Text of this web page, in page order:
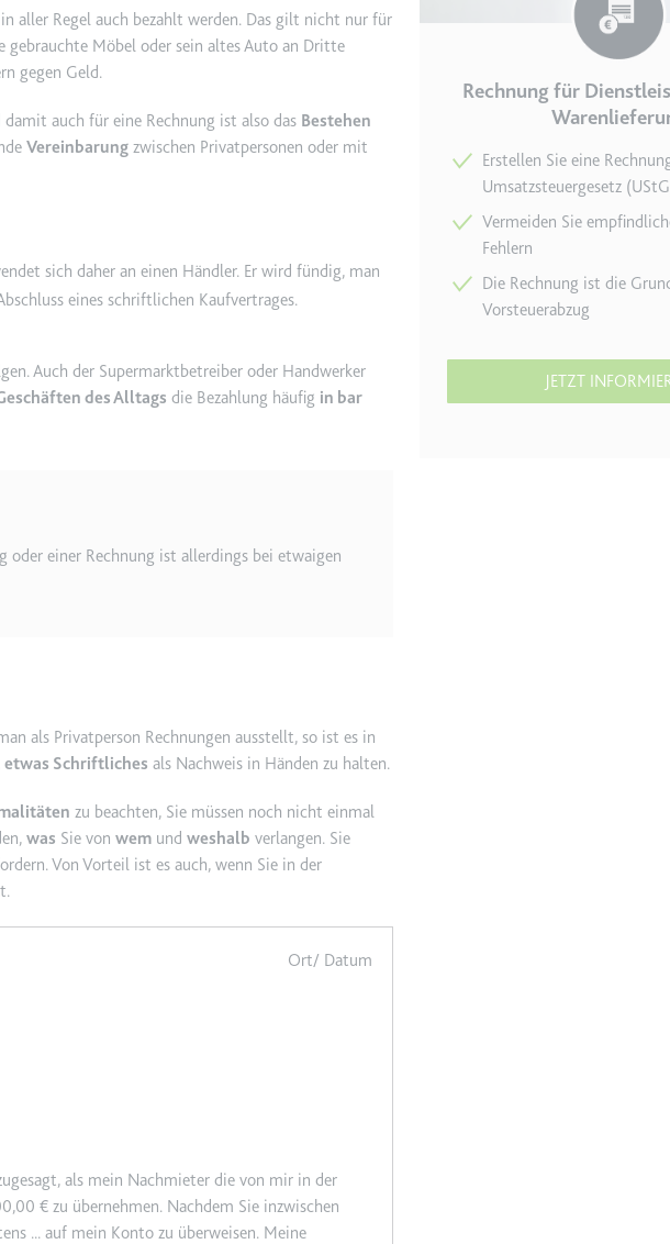
um Daten zu Google Analytics über das Gerät und das Verhalten des Besuchers
Erfasst den Besucher über Geräte und Marketingkanäle hinweg.
Rate der Anzeigen der Website über mehrere Websites hinweg gesammelt werden.
um die Interaktion der Nutzer mit eingebetteten Inhalten zu verfolgen.
Cookie
Cookie
aller Regel auch bezahlt werden. Das gilt nicht nur für
gebrauchte Möbel oder sein altes Auto an Dritte
gegen Geld.
auch für eine Rechnung ist also das Bestehen
Vereinbarung zwischen Privatpersonen oder mit
sich daher an einen Händler. Er wird fündig, man
eines schriftlichen Kaufvertrages.
Auch der Supermarktbetreiber oder Handwerker
des Alltags die Bezahlung häufig in bar
oder einer Rechnung ist allerdings bei etwaigen
als Privatperson Rechnungen ausstellt, so ist es in
Schriftliches als Nachweis in Händen zu halten.
zu beachten, Sie müssen noch nicht einmal
was Sie von wem und weshalb verlangen. Sie
Von Vorteil ist es auch, wenn Sie in der
Ort/ Datum
als mein Nachmieter die von mir in der
€ zu übernehmen. Nachdem Sie inzwischen
... auf mein Konto zu überweisen. Meine
Rechnung für
Erstellen Sie eine
Umsatzsteuergesetz
Vermeiden Sie
Fehlern
Die Rechnung ist die
Vorsteuerabzug
JETZT